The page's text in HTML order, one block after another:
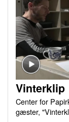
Vinterklip
Center for
gæster,